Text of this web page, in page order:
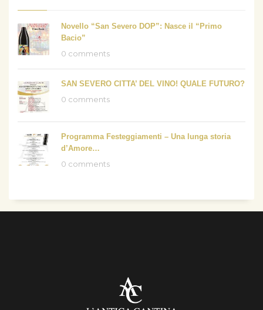
Novello “San Severo DOP”: Nasce il “Primo
Bacio”
0 comments
SAN SEVERO CITTA’ DEL VINO! QUALE FUTURO?
0 comments
Programma Festeggiamenti – Una lunga storia
d’Amore…
0 comments